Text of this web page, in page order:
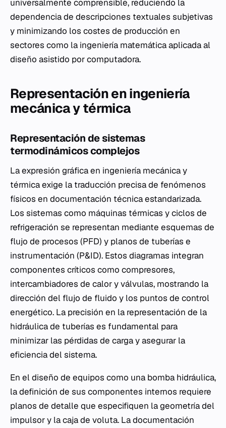
universalmente comprensible, reduciendo la
dependencia de descripciones textuales subjetivas
y minimizando los costes de producción en
sectores como la ingeniería matemática aplicada al
diseño asistido por computadora.
Representación en ingeniería
mecánica y térmica
Representación de sistemas
termodinámicos complejos
La expresión gráfica en ingeniería mecánica y
térmica exige la traducción precisa de fenómenos
físicos en documentación técnica estandarizada.
Los sistemas como máquinas térmicas y ciclos de
refrigeración se representan mediante esquemas de
flujo de procesos (PFD) y planos de tuberías e
instrumentación (P&ID). Estos diagramas integran
componentes críticos como compresores,
intercambiadores de calor y válvulas, mostrando la
dirección del flujo de fluido y los puntos de control
energético. La precisión en la representación de la
hidráulica de tuberías es fundamental para
minimizar las pérdidas de carga y asegurar la
eficiencia del sistema.
En el diseño de equipos como una bomba hidráulica,
la definición de sus componentes internos requiere
planos de detalle que especifiquen la geometría del
impulsor y la caja de voluta. La documentación